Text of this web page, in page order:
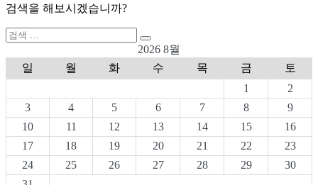
검색을 해보시겠습니까?
검
검
색
2026 8월
일
월 화 수 목 금
토
1
2
3
4 5 6 7 8
9
10
11 12 13 14 15
16
17
18 19 20 21 22
23
24
25 26 27 28 29
30